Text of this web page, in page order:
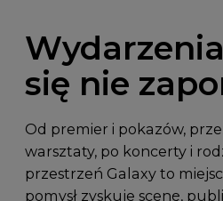
się nie
Od premier i pokazów,
warsztaty, po koncerty i
przestrzeń Galaxy to
pomysł zyskuje scenę,